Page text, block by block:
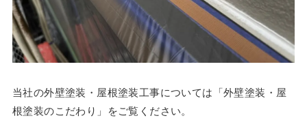
当社の外壁塗装・屋根塗装工事については「外壁塗装・屋
根塗装のこだわり」をご覧ください。